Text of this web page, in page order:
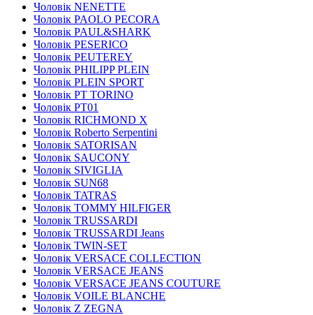
Чоловік NENETTE
Чоловік PAOLO PECORA
Чоловік PAUL&SHARK
Чоловік PESERICO
Чоловік PEUTEREY
Чоловік PHILIPP PLEIN
Чоловік PLEIN SPORT
Чоловік PT TORINO
Чоловік PT01
Чоловік RICHMOND X
Чоловік Roberto Serpentini
Чоловік SATORISAN
Чоловік SAUCONY
Чоловік SIVIGLIA
Чоловік SUN68
Чоловік TATRAS
Чоловік TOMMY HILFIGER
Чоловік TRUSSARDI
Чоловік TRUSSARDI Jeans
Чоловік TWIN-SET
Чоловік VERSACE COLLECTION
Чоловік VERSACE JEANS
Чоловік VERSACE JEANS COUTURE
Чоловік VOILE BLANCHE
Чоловік Z ZEGNA